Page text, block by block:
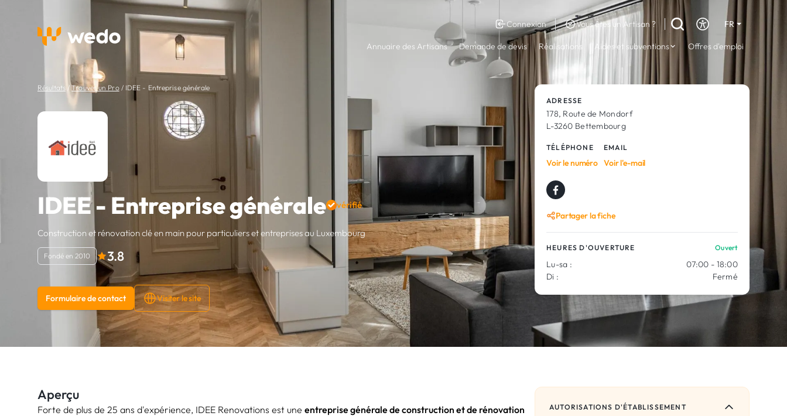
Connexion Vous êtes un Artisan ?
FR
DE
EN
Annuaire des Artisans Demande de devis Réalisations Aides et subventions Offres d'emploi
Résultats / Trouver un Pro / IDEE - Entreprise générale
IDEE - Entreprise générale vérifié
Construction et rénovation clé en main pour particuliers et entreprises au Luxembourg
Fondé en 2010 3.8
Formulaire de contact Visiter le site
ADRESSE
178, Route de Mondorf
L-3260 Bettembourg
TÉLÉPHONE
Voir le numéro
EMAIL
Voir l'e-mail
Partager la fiche
HEURES D'OUVERTURE Ouvert
Lu-sa :
07:00 - 18:00
Di :
Fermé
Aperçu
Forte de plus de 25 ans d'expérience, IDEE Renovations est une entreprise générale de construction et de rénovation
AUTORISATIONS D'ÉTABLISSEMENT